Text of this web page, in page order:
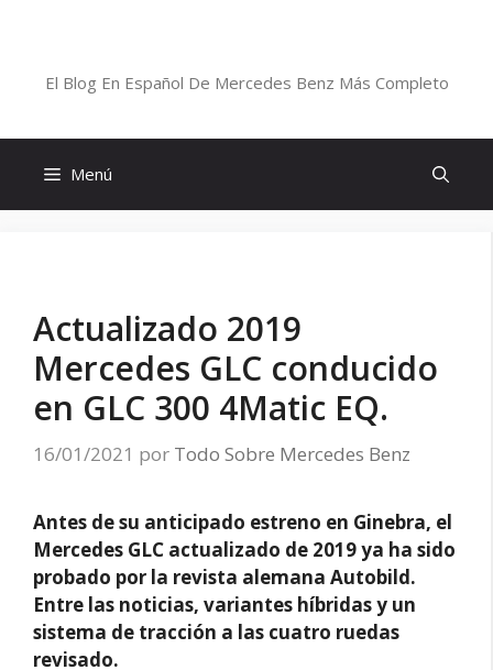
El Blog En Español De Mercedes Benz Más Completo
Menú
Actualizado 2019
Mercedes GLC conducido
en GLC 300 4Matic EQ.
16/01/2021 por Todo Sobre Mercedes Benz
Antes de su anticipado estreno en Ginebra, el
Mercedes GLC actualizado de 2019 ya ha sido
probado por la revista alemana Autobild.
Entre las noticias, variantes híbridas y un
sistema de tracción a las cuatro ruedas
revisado.